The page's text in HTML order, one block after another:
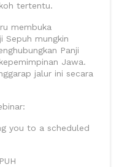
tertentu.
membuka
Sepuh mungkin
Panji
Jawa.
jalur ini secara
you to a scheduled